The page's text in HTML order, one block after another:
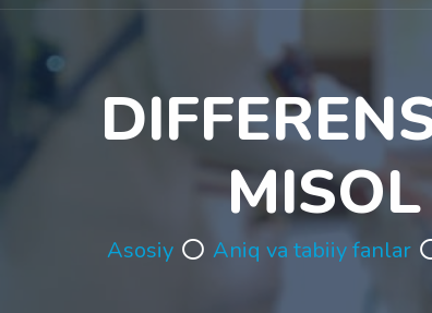
Asosiy Aniq va tabiiy fanlar